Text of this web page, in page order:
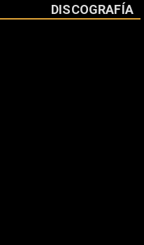
DISCOGRAFÍA